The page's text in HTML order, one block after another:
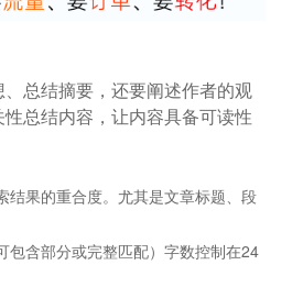
总结摘要，还要阐述作者的观
总结内容，让内容具备可读性
结果的重合度。尤其是文章标题、段
包含部分或完整匹配）字数控制在24